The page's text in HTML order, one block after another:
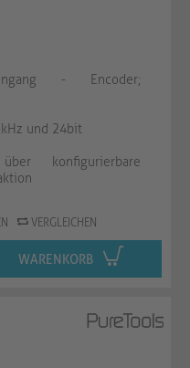
- Encoder;
und 24bit
konfigurierbare
VERGLEICHEN
WARENKORB